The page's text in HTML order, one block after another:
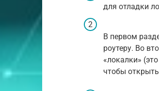
для отладки
В первом
роутеру. Во
«локалки»
чтобы